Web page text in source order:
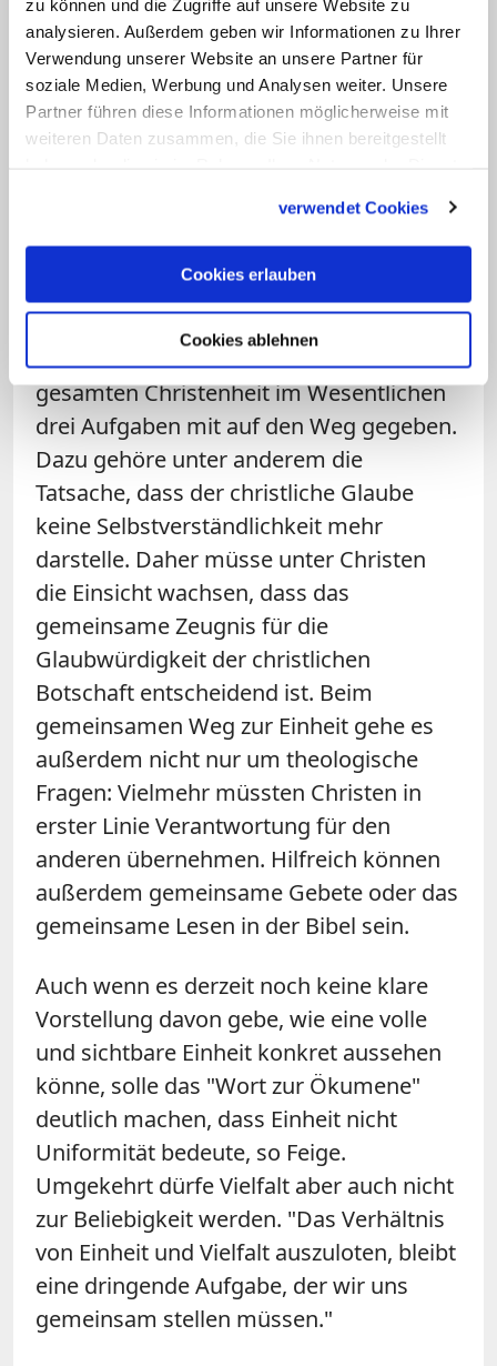
zu können und die Zugriffe auf unsere Website zu
analysieren. Außerdem geben wir Informationen zu Ihrer
Verwendung unserer Website an unsere Partner für
soziale Medien, Werbung und Analysen weiter. Unsere
Partner führen diese Informationen möglicherweise mit
weiteren Daten zusammen, die Sie ihnen bereitgestellt
verwendet Cookies
Cookies erlauben
Cookies ablehnen
Kirche, sich nach Kräften in der Ökumene
zu engagieren und sich in der
Gemeinschaft mit anderen Christen für
die Wiederherstellung der vollen
Es geht nicht nur um theologische
Fragen
Das Zweite Vatikanische Konzil habe der
gesamten Christenheit im Wesentlichen
drei Aufgaben mit auf den Weg gegeben.
Dazu gehöre unter anderem die
Tatsache, dass der christliche Glaube
keine Selbstverständlichkeit mehr
darstelle. Daher müsse unter Christen
die Einsicht wachsen, dass das
gemeinsame Zeugnis für die
Glaubwürdigkeit der christlichen
Botschaft entscheidend ist. Beim
gemeinsamen Weg zur Einheit gehe es
außerdem nicht nur um theologische
Fragen: Vielmehr müssten Christen in
erster Linie Verantwortung für den
anderen übernehmen. Hilfreich können
außerdem gemeinsame Gebete oder das
gemeinsame Lesen in der Bibel sein.
Auch wenn es derzeit noch keine klare
Vorstellung davon gebe, wie eine volle
und sichtbare Einheit konkret aussehen
könne, solle das "Wort zur Ökumene"
deutlich machen, dass Einheit nicht
Uniformität bedeute, so Feige.
Umgekehrt dürfe Vielfalt aber auch nicht
zur Beliebigkeit werden. "Das Verhältnis
von Einheit und Vielfalt auszuloten, bleibt
eine dringende Aufgabe, der wir uns
gemeinsam stellen müssen."